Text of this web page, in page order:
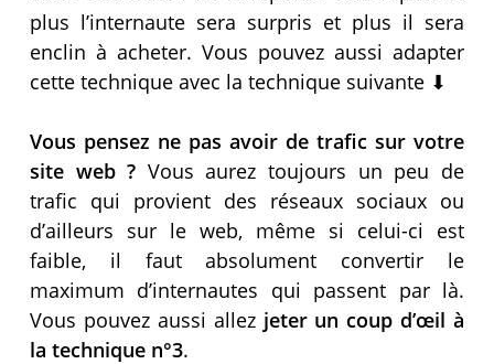
plus l’internaute sera surpris et plus il sera
enclin à acheter. Vous pouvez aussi adapter
cette technique avec la technique suivante ⬇
Vous pensez ne pas avoir de trafic sur votre
site web ? Vous aurez toujours un peu de
trafic qui provient des réseaux sociaux ou
d’ailleurs sur le web, même si celui-ci est
faible, il faut absolument convertir le
maximum d’internautes qui passent par là.
Vous pouvez aussi allez jeter un coup d’œil à
la technique n°3.